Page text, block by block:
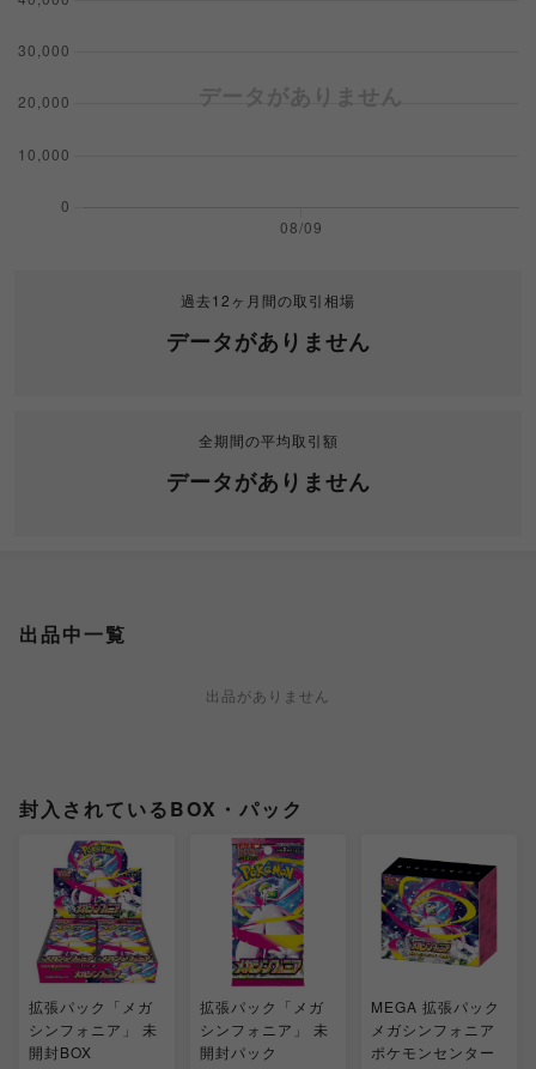
過去12ヶ月間の取引相場
データがありません
全期間の平均取引額
データがありません
出品中一覧
出品がありません
封入されているBOX・パック
拡張パック「メガ
シンフォニア」 未
開封BOX
拡張パック「メガ
シンフォニア」 未
開封パック
MEGA 拡張パック
メガシンフォニア
ポケモンセンター